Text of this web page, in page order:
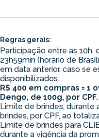
Regras gerais:
Participação entre as 10h,
23h59min (horário de
em data anterior, caso se
disponibilizados.
R$ 400 em compras = 1
Dengo, de 100g, por CPF.
Limite de brindes, durante
brindes, por CPF, ao
Limite de brindes para
durante a vigência da